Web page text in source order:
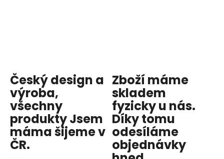
Český design a
výroba,
všechny
produktyJsem
mámašijeme v
ČR.
Zboží máme
skladem
fyzicky u nás.
Díky tomu
odesíláme
objednávky